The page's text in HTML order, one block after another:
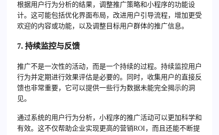
根据用户行为分析的结果，调整推广策略和小程序的功能设
计。这可能包括优化界面布局，改进用户引导流程，增加更受
欢迎的内容或功能，以及调整目标用户群体的推广信息。
7. 持续监控与反馈
推广不是一次性的活动，而是一个持续的过程。持续监控用户
行为并定期进行效果评估是必要的。同时，收集用户的直接反
馈也非常重要，它可以提供一些行为数据未能完全揭示的洞
见。
通过系统的用户行为分析，小程序的推广活动可以更加科学和
有效。这不仅帮助企业实现更高的营销ROI，而且还能不断提